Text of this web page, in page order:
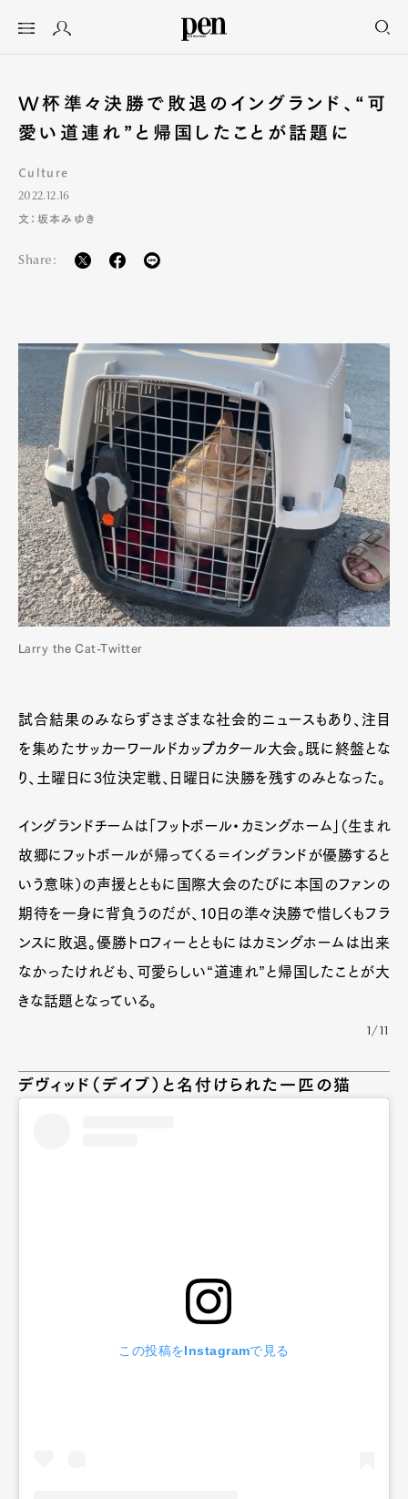
W杯準々決勝で敗退のイングランド、“可
愛い道連れ”と帰国したことが話題に
Culture
2022.12.16
文：坂本みゆき
Share:
Larry the Cat-Twitter
試合結果のみならずさまざまな社会的ニュースもあり、注目
を集めたサッカーワールドカップカタール大会。既に終盤とな
り、土曜日に3位決定戦、日曜日に決勝を残すのみとなった。
イングランドチームは「フットボール・カミングホーム」（生まれ
故郷にフットボールが帰ってくる＝イングランドが優勝すると
いう意味）の声援とともに国際大会のたびに本国のファンの
期待を一身に背負うのだが、10日の準々決勝で惜しくもフラ
ンスに敗退。優勝トロフィーとともにはカミングホームは出来
なかったけれども、可愛らしい“道連れ”と帰国したことが大
きな話題となっている。
1/11
デヴィッド（デイブ）と名付けられた一匹の猫
この投稿をInstagramで見る